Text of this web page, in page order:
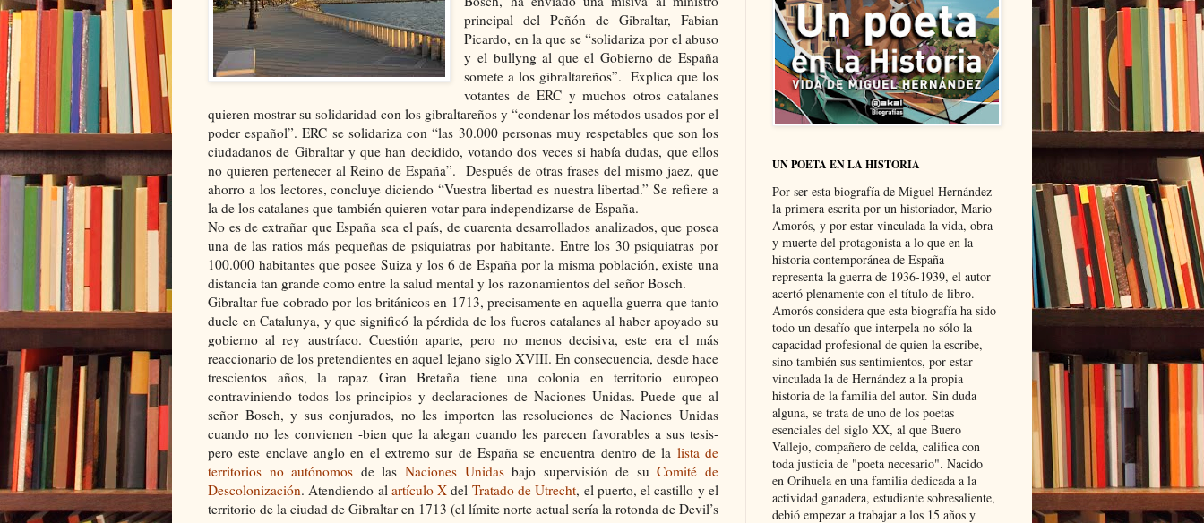
principal del Peñón de Gibraltar, Fabian
Picardo, en la que se “solidariza por el abuso
y el bullyng al que el Gobierno de España
somete a los gibraltareños”. Explica que los
votantes de ERC y muchos otros catalanes
quieren mostrar su solidaridad con los gibraltareños y “condenar los métodos usados por el
poder español”. ERC se solidariza con “las 30.000 personas muy respetables que son los
ciudadanos de Gibraltar y que han decidido, votando dos veces si había dudas, que ellos
no quieren pertenecer al Reino de España”. Después de otras frases del mismo jaez, que
ahorro a los lectores, concluye diciendo “Vuestra libertad es nuestra libertad.” Se refiere a
la de los catalanes que también quieren votar para independizarse de España.
No es de extrañar que España sea el país, de cuarenta desarrollados analizados, que posea
una de las ratios más pequeñas de psiquiatras por habitante. Entre los 30 psiquiatras por
100.000 habitantes que posee Suiza y los 6 de España por la misma población, existe una
distancia tan grande como entre la salud mental y los razonamientos del señor Bosch.
Gibraltar fue cobrado por los británicos en 1713, precisamente en aquella guerra que tanto
duele en Catalunya, y que significó la pérdida de los fueros catalanes al haber apoyado su
gobierno al rey austríaco. Cuestión aparte, pero no menos decisiva, este era el más
reaccionario de los pretendientes en aquel lejano siglo XVIII. En consecuencia, desde hace
trescientos años, la rapaz Gran Bretaña tiene una colonia en territorio europeo
contraviniendo todos los principios y declaraciones de Naciones Unidas. Puede que al
señor Bosch, y sus conjurados, no les importen las resoluciones de Naciones Unidas
cuando no les convienen -bien que la alegan cuando les parecen favorables a sus tesis-
pero este enclave anglo en el extremo sur de España se encuentra dentro de la lista de
territorios no autónomos de las Naciones Unidasbajo supervisión de suComité de
Descolonización. Atendiendo al artículo X del Tratado de Utrecht, el puerto, el castillo y el
territorio de la ciudad de Gibraltar en 1713 (el límite norte actual sería la rotonda de Devil’s
UN POETA EN LA HISTORIA
Por ser esta biografía de Miguel Hernández
la primera escrita por un historiador, Mario
Amorós, y por estar vinculada la vida, obra
y muerte del protagonista a lo que en la
historia contemporánea de España
representa la guerra de 1936-1939, el autor
acertó plenamente con el título de libro.
Amorós considera que esta biografía ha sido
todo un desafío que interpela no sólo la
capacidad profesional de quien la escribe,
sino también sus sentimientos, por estar
vinculada la de Hernández a la propia
historia de la familia del autor. Sin duda
alguna, se trata de uno de los poetas
esenciales del siglo XX, al que Buero
Vallejo, compañero de celda, califica con
toda justicia de "poeta necesario". Nacido
en Orihuela en una familia dedicada a la
actividad ganadera, estudiante sobresaliente,
debió empezar a trabajar a los 15 años y